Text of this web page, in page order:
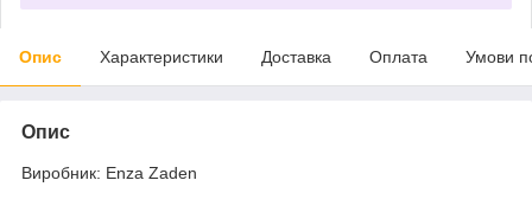
Опис Характеристики Доставка Оплата Умови
Опис
Виробник: Enza Zaden